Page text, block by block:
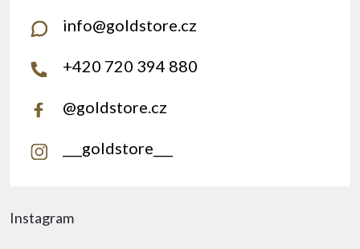
Instagram
info@goldstore.cz
+420 720 394 880
@goldstore.cz
___goldstore___